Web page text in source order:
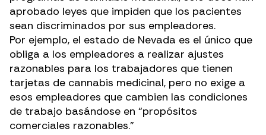
aprobado leyes que impiden que los pacientes
sean discriminados por sus empleadores.
Por ejemplo, el estado de Nevada es el único que
obliga a los empleadores a realizar ajustes
razonables para los trabajadores que tienen
tarjetas de cannabis medicinal, pero no exige a
esos empleadores que cambien las condiciones
de trabajo basándose en “propósitos
comerciales razonables.”